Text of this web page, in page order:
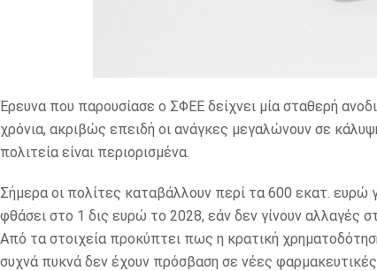
Έρευνα που παρουσίασε ο ΣΦΕΕ δείχνει μία σταθερή
χρόνια, ακριβώς επειδή οι ανάγκες μεγαλώνουν σε
πολιτεία είναι περιορισμένα.
Σήμερα οι πολίτες καταβάλλουν περί τα 600 εκατ.
φθάσει στο 1 δις ευρώ το 2028, εάν δεν γίνουν αλλαγές
Από τα στοιχεία προκύπτει πως η κρατική
συχνά πυκνά δεν έχουν πρόσβαση σε νέες